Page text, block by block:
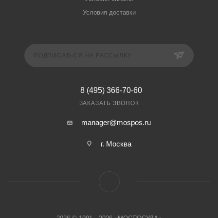
Условия доставки
8 (495) 366-70-60
ЗАКАЗАТЬ ЗВОНОК
manager@mospos.ru
г. Москва